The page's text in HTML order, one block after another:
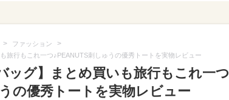
> ファッション >
旅行もこれ一つ♪PEANUTS刺しゅうの優秀トートを実物レビュー
ッグ】まとめ買いも旅行もこれ一つ
の優秀トートを実物レビュー